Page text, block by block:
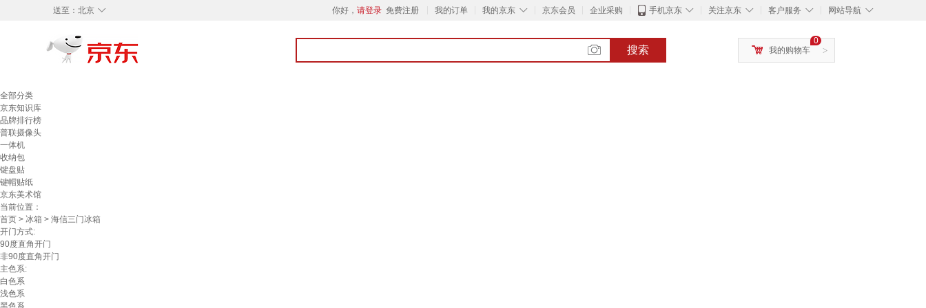
◇
送至： 北京 你好， 请登录 免费注册 我的订单 ◇
我的京东 京东会员 企业采购 ◇
手机京东 ◇
关注京东 ◇
客户服务 ◇
网站导航
搜索 >
0
我的购物车
全部分类
京东知识库
品牌排行榜
普联摄像头
一体机
收纳包
键盘贴
键帽贴纸
京东美术馆
当前位置：
首页 > 冰箱 > 海信三门冰箱
开门方式:
90度直角开门
非90度直角开门
主色系:
白色系
浅色系
黑色系